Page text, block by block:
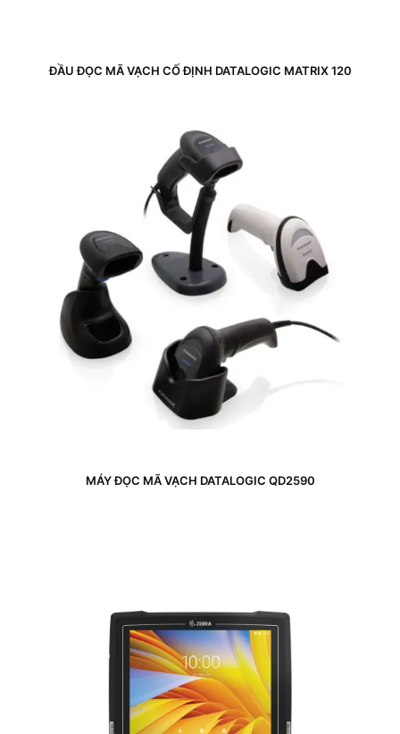
ĐẦU ĐỌC MÃ VẠCH CỐ ĐỊNH DATALOGIC MATRIX 120
MÁY ĐỌC MÃ VẠCH DATALOGIC QD2590